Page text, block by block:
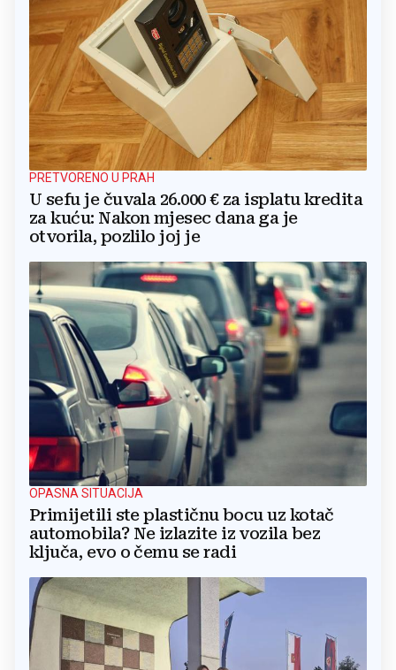
PRETVORENO U PRAH
U sefu je čuvala 26.000 € za isplatu kredita
za kuću: Nakon mjesec dana ga je
otvorila, pozlilo joj je
OPASNA SITUACIJA
Primijetili ste plastičnu bocu uz kotač
automobila? Ne izlazite iz vozila bez
ključa, evo o čemu se radi